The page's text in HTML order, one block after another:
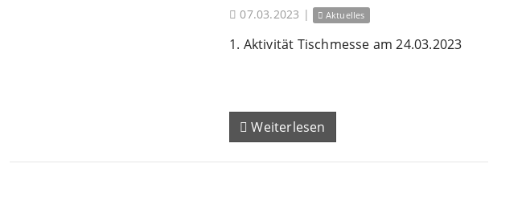
07.03.2023 | Aktuelles
1. Aktivität Tischmesse am 24.03.2023
Weiterlesen